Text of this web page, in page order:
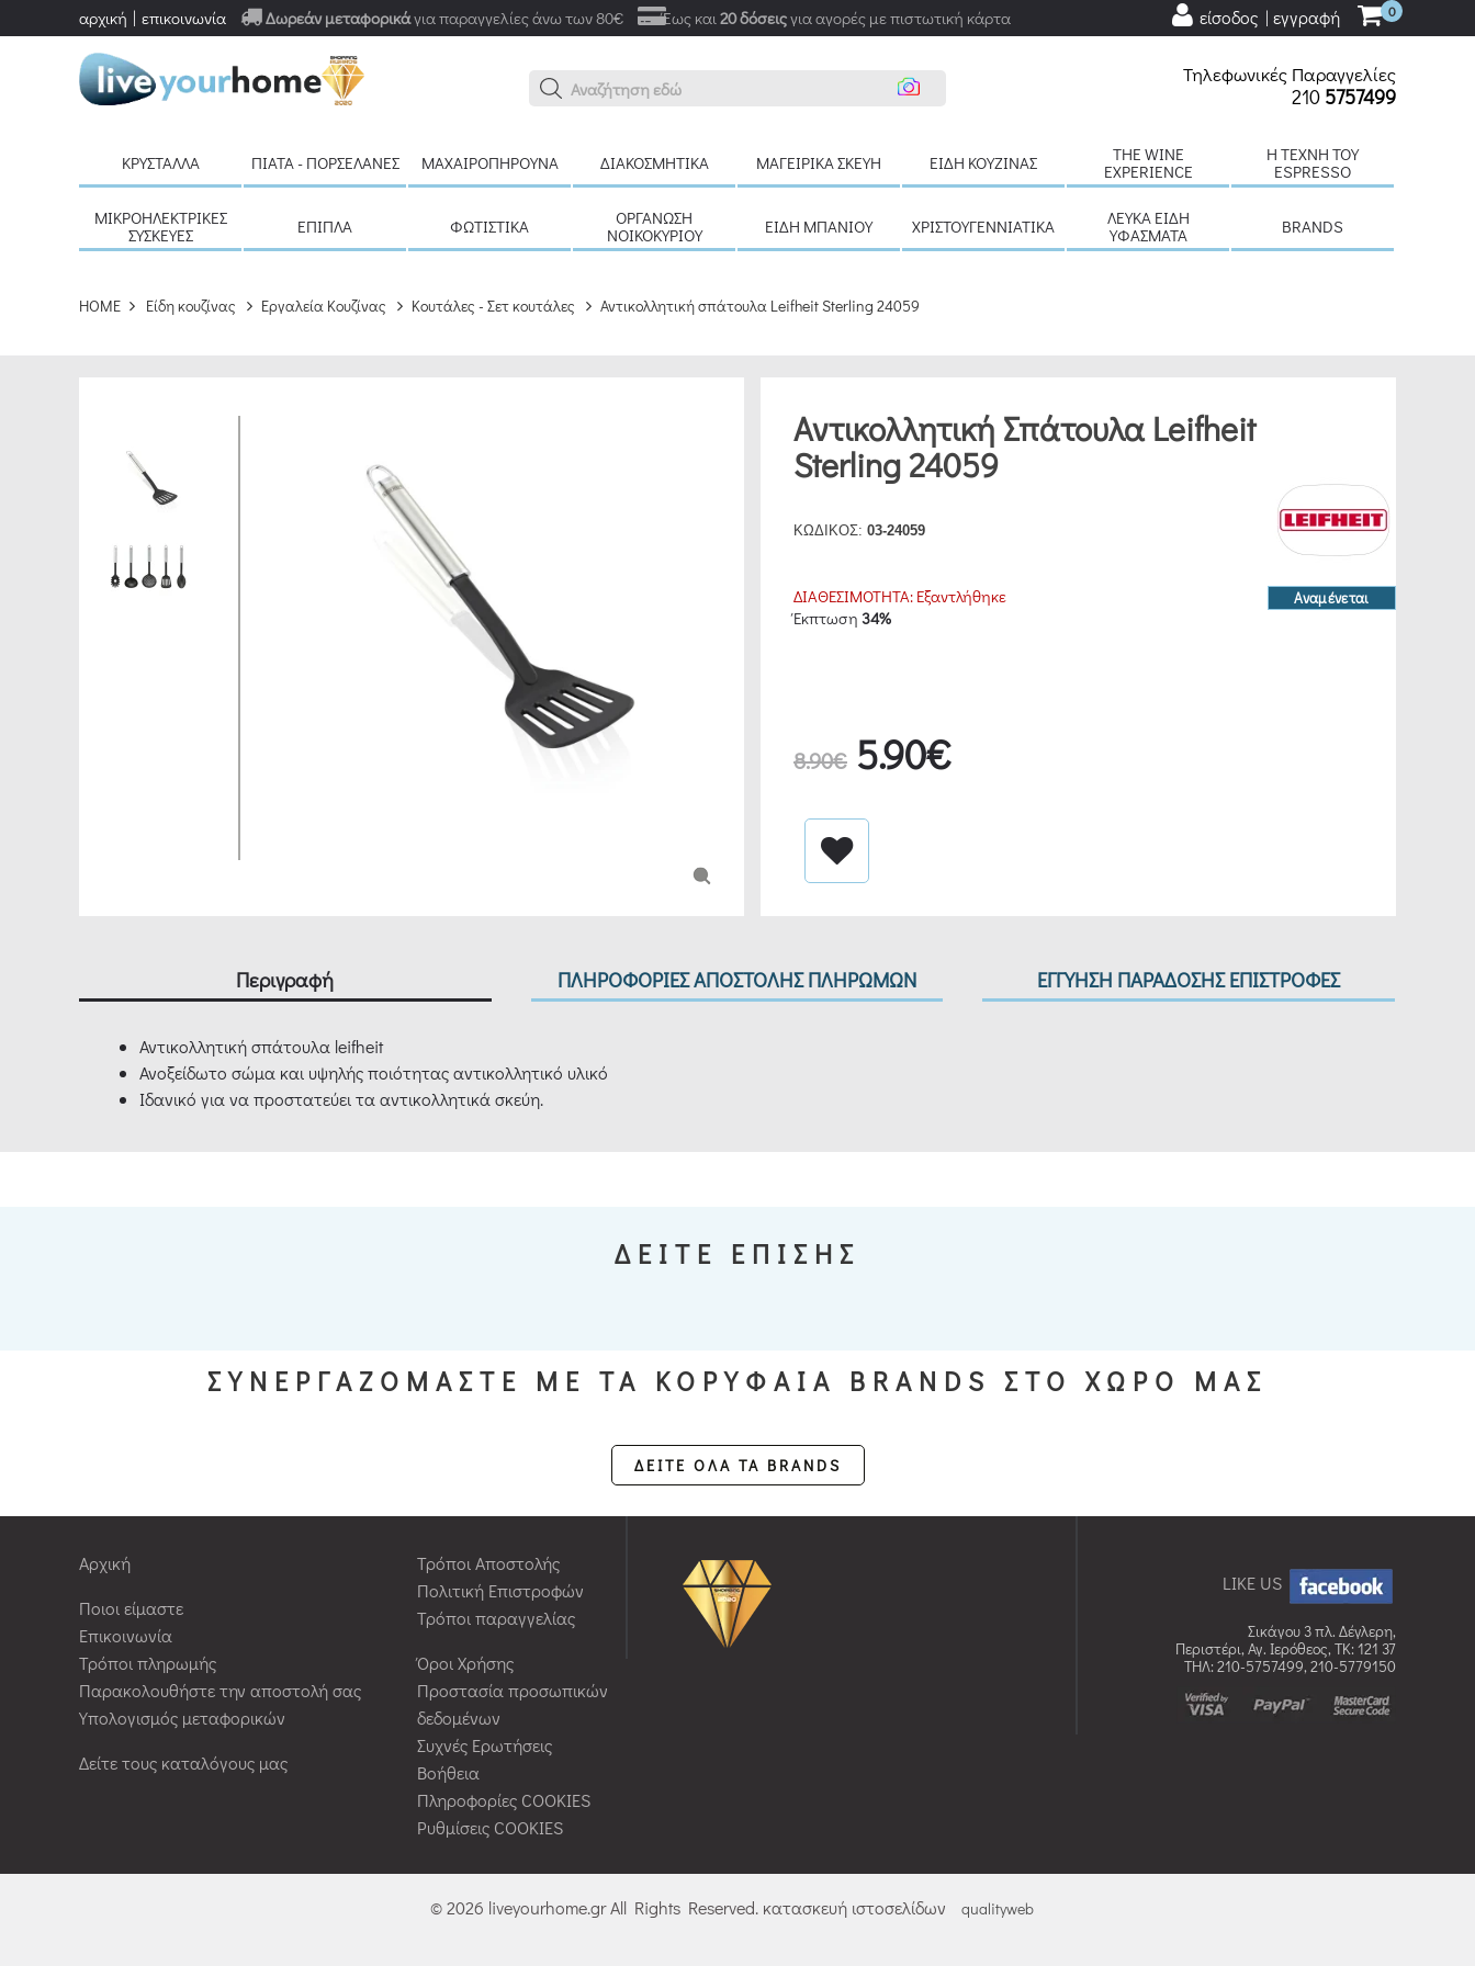
Δωρεάν μεταφορικάγια παραγγελίες άνω των 80€ Έως και20 δόσειςγια αγορές με πιστωτική κάρτα
αρχική επικοινωνία 0
είσοδος | εγγραφή
Αναζήτηση εδώ
Τηλεφωνικές Παραγγελίες
210 5757499
ΚΡΎΣΤΑΛΛΑ ΠΙΆΤΑ - ΠΟΡΣΕΛΆΝΕΣ ΜΑΧΑΙΡΟΠΉΡΟΥΝΑ ΔΙΑΚΟΣΜΗΤΙΚΆ ΜΑΓΕΙΡΙΚΆ ΣΚΕΎΗ ΕΊΔΗ ΚΟΥΖΊΝΑΣ
THE WINE
EXPERIENCE
H ΤΈΧΝΗ ΤΟΥ
ESPRESSO
ΜΙΚΡΟΗΛΕΚΤΡΙΚΈΣ
ΣΥΣΚΕΥΈΣ
ΈΠΙΠΛΑ ΦΩΤΙΣΤΙΚΆ
ΟΡΓΆΝΩΣΗ
ΝΟΙΚΟΚΥΡΙΟΎ
ΕΊΔΗ ΜΠΆΝΙΟΥ ΧΡΙΣΤΟΥΓΕΝΝΙΆΤΙΚΑ
ΛΕΥΚΆ ΕΊΔΗ
ΥΦΆΣΜΑΤΑ
BRANDS
HOME Είδη κουζίνας Εργαλεία Κουζίνας Κουτάλες - Σετ κουτάλες Αντικολλητική σπάτουλα Leifheit Sterling 24059
Αντικολλητική Σπάτουλα Leifheit
Sterling 24059
ΚΩΔΙΚΟΣ: 03-24059
Αναμένεται
ΔΙΑΘΕΣΙΜΟΤΗΤΑ: Εξαντλήθηκε
Έκπτωση 34%
8.90€ 5.90€
Περιγραφή ΠΛΗΡΟΦΟΡΙΕΣ ΑΠΟΣΤΟΛΗΣ ΠΛΗΡΩΜΩΝ ΕΓΓΥΗΣΗ ΠΑΡΑΔΟΣΗΣ ΕΠΙΣΤΡΟΦΕΣ
Αντικολλητική σπάτουλα leifheit
Ανοξείδωτο σώμα και υψηλής ποιότητας αντικολλητικό υλικό
Ιδανικό για να προστατεύει τα αντικολλητικά σκεύη.
ΔΕΙΤΕ ΕΠΙΣΗΣ
ΣΥΝΕΡΓΑΖΟΜΑΣΤΕ ΜΕ ΤΑ ΚΟΡΥΦΑΙΑ BRANDS ΣΤΟ ΧΩΡΟ ΜΑΣ
ΔΕΙΤΕ ΟΛΑ ΤΑ BRANDS
Αρχική
Ποιοι είμαστε
Επικοινωνία
Τρόποι πληρωμής
Παρακολουθήστε την αποστολή σας
Υπολογισμός μεταφορικών
Δείτε τους καταλόγους μας
Τρόποι Αποστολής
Πολιτική Επιστροφών
Τρόποι παραγγελίας
Όροι Χρήσης
Προστασία προσωπικών
δεδομένων
Συχνές Ερωτήσεις
Βοήθεια
Πληροφορίες COOKIES
Ρυθμίσεις COOKIES
LIKE US
Σικάγου 3 πλ. Δέγλερη,
Περιστέρι, Αγ. Ιερόθεος, TK: 121 37
ΤΗΛ: 210-5757499, 210-5779150
© 2026 liveyourhome.gr All Rights Reserved. κατασκευή ιστοσελίδων qualityweb